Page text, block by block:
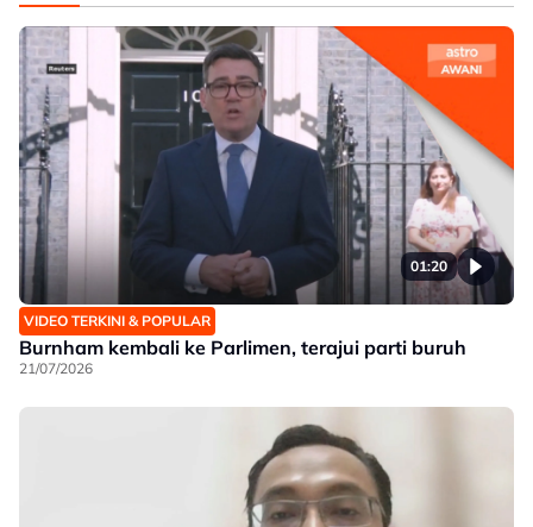
01:20
VIDEO TERKINI & POPULAR
Burnham kembali ke Parlimen, terajui parti buruh
21/07/2026